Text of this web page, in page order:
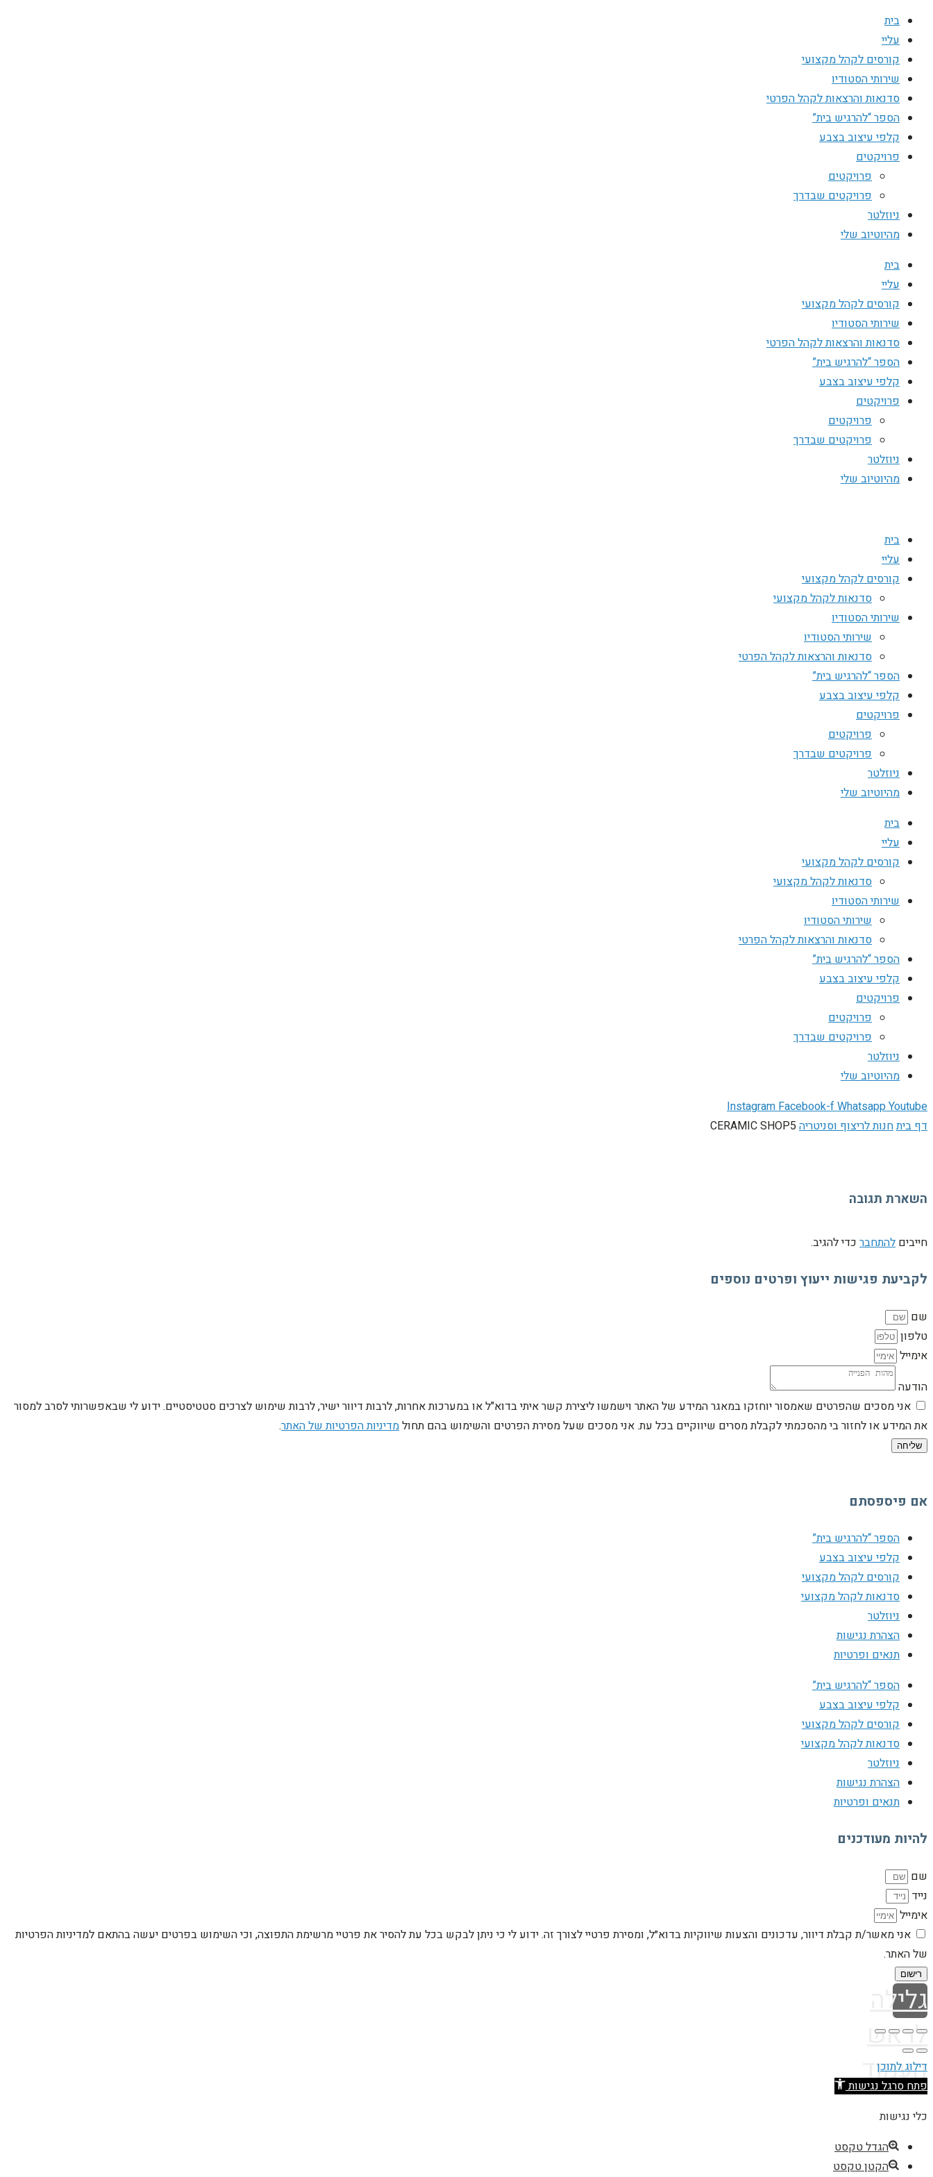
בית
עליי
קורסים לקהל מקצועי
שירותי הסטודיו
סדנאות והרצאות לקהל הפרטי
הספר “להרגיש בית”
קלפי עיצוב בצבע
פרויקטים
פרויקטים
פרויקטים שבדרך
ניוזלטר
מהיוטיוב שלי
בית
עליי
קורסים לקהל מקצועי
שירותי הסטודיו
סדנאות והרצאות לקהל הפרטי
הספר “להרגיש בית”
קלפי עיצוב בצבע
פרויקטים
פרויקטים
פרויקטים שבדרך
ניוזלטר
מהיוטיוב שלי
בית
עליי
קורסים לקהל מקצועי
סדנאות לקהל מקצועי
שירותי הסטודיו
שירותי הסטודיו
סדנאות והרצאות לקהל הפרטי
הספר “להרגיש בית”
קלפי עיצוב בצבע
פרויקטים
פרויקטים
פרויקטים שבדרך
ניוזלטר
מהיוטיוב שלי
בית
עליי
קורסים לקהל מקצועי
סדנאות לקהל מקצועי
שירותי הסטודיו
שירותי הסטודיו
סדנאות והרצאות לקהל הפרטי
הספר “להרגיש בית”
קלפי עיצוב בצבע
פרויקטים
פרויקטים
פרויקטים שבדרך
ניוזלטר
מהיוטיוב שלי
InstagramFacebook-fWhatsappYoutube
דף ביתחנות לריצוף וסניטריה CERAMIC SHOP5
השארת תגובה
חייבים להתחבר כדי להגיב.
לקביעת פגישות ייעוץ ופרטים נוספים
שם
טלפון
אימייל
הודעה
אני מסכים שהפרטים שאמסור יוחזקו במאגר המידע של האתר וישמשו ליצירת קשר איתי בדוא"ל או במערכות אחרות, לרבות דיוור ישיר, לרבות שימוש לצרכים סטטיסטיים. ידוע לי שבאפשרותי לסרב למסור
את המידע או לחזור בי מהסכמתי לקבלת מסרים שיווקיים בכל עת. אני מסכים שעל מסירת הפרטים והשימוש בהם תחולמדיניות הפרטיות של האתר.
שליחה
אם פיספסתם
הספר “להרגיש בית”
קלפי עיצוב בצבע
קורסים לקהל מקצועי
סדנאות לקהל מקצועי
ניוזלטר
הצהרת נגישות
תנאים ופרטיות
הספר “להרגיש בית”
קלפי עיצוב בצבע
קורסים לקהל מקצועי
סדנאות לקהל מקצועי
ניוזלטר
הצהרת נגישות
תנאים ופרטיות
להיות מעודכנים
שם
נייד
אימייל
אני מאשר/ת קבלת דיוור, עדכונים והצעות שיווקיות בדוא״ל, ומסירת פרטיי לצורך זה. ידוע לי כי ניתן לבקש בכל עת להסיר את פרטיי מרשימת התפוצה, וכי השימוש בפרטים יעשה בהתאם למדיניות הפרטיות
של האתר.
רישום
גלילה
לראש
העמוד
דילוג לתוכן
פתח סרגל נגישות
כלי נגישות
הגדל טקסט
הקטן טקסט